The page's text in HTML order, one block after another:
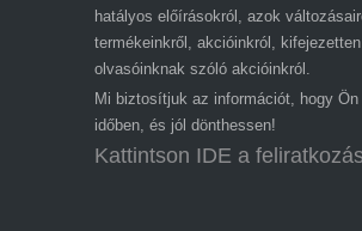
hatályos előírásokról, azok
termékeinkről, akcióinkról,
olvasóinknak szóló akcióinkról.
Mi biztosítjuk az információt, hogy Ön
időben, és jól dönthessen!
Kattintson IDE a